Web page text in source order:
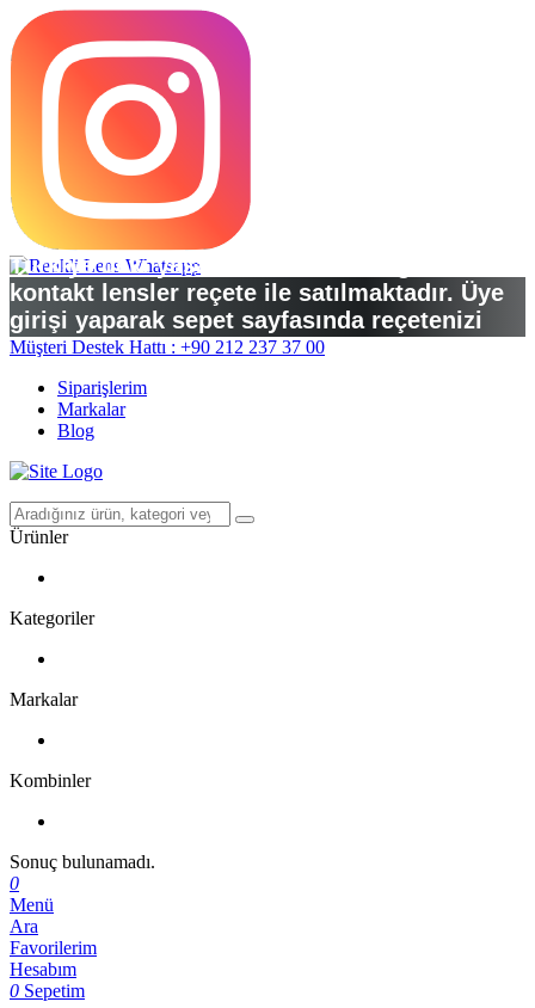
Türkiye’deki yasal düzenlemelere göre
kontakt lensler reçete ile satılmaktadır. Üye
girişi yaparak sepet sayfasında reçetenizi
yükleyebilirsiniz.
Müşteri Destek Hattı : +90 212 237 37 00
Siparişlerim
Markalar
Blog
Ürünler
Kategoriler
Markalar
Kombinler
Sonuç bulunamadı.
0
Menü
Ara
Favorilerim
Hesabım
0 Sepetim